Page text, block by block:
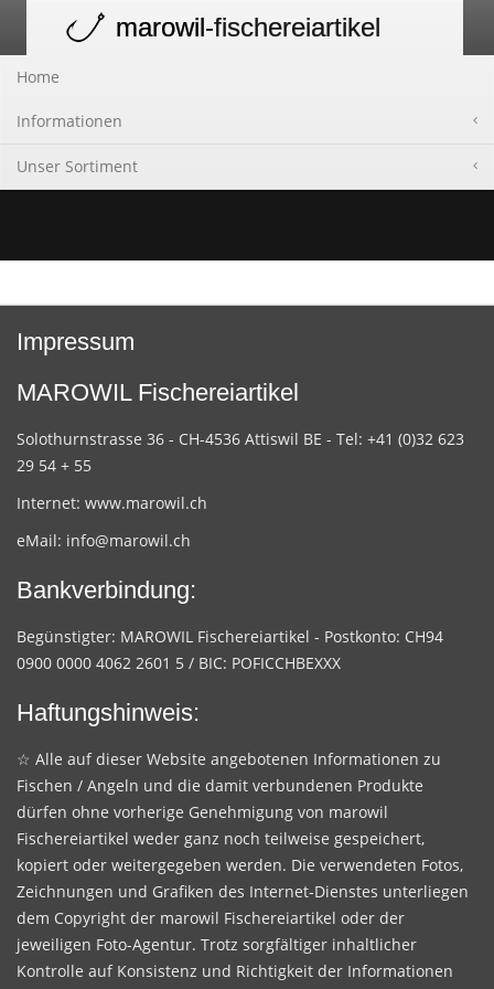
navigation
marowil-fischereiartikel
Home
Informationen
Unser Sortiment
Impressum
MAROWIL Fischereiartikel
Solothurnstrasse 36 - CH-4536 Attiswil BE - Tel: +41 (0)32 623
29 54 + 55
Internet: www.marowil.ch
eMail: info@marowil.ch
Bankverbindung:
Begünstigter: MAROWIL Fischereiartikel - Postkonto: CH94
0900 0000 4062 2601 5 / BIC: POFICCHBEXXX
Haftungshinweis:
☆ Alle auf dieser Website angebotenen Informationen zu
Fischen / Angeln und die damit verbundenen Produkte
dürfen ohne vorherige Genehmigung von marowil
Fischereiartikel weder ganz noch teilweise gespeichert,
kopiert oder weitergegeben werden. Die verwendeten Fotos,
Zeichnungen und Grafiken des Internet-Dienstes unterliegen
dem Copyright der marowil Fischereiartikel oder der
jeweiligen Foto-Agentur. Trotz sorgfältiger inhaltlicher
Kontrolle auf Konsistenz und Richtigkeit der Informationen